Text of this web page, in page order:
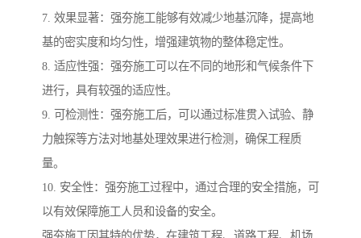
7. 效果显著：强夯施工能够有效减少地基沉降，提高地
基的密实度和均匀性，增强建筑物的整体稳定性。
8. 适应性强：强夯施工可以在不同的地形和气候条件下
进行，具有较强的适应性。
9. 可检测性：强夯施工后，可以通过标准贯入试验、静
力触探等方法对地基处理效果进行检测，确保工程质
量。
10. 安全性：强夯施工过程中，通过合理的安全措施，可
以有效保障施工人员和设备的安全。